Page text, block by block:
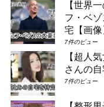
【世界
フ・ベ
宅【画像
7件のビュー
【超人
さんの自
7件のビュー